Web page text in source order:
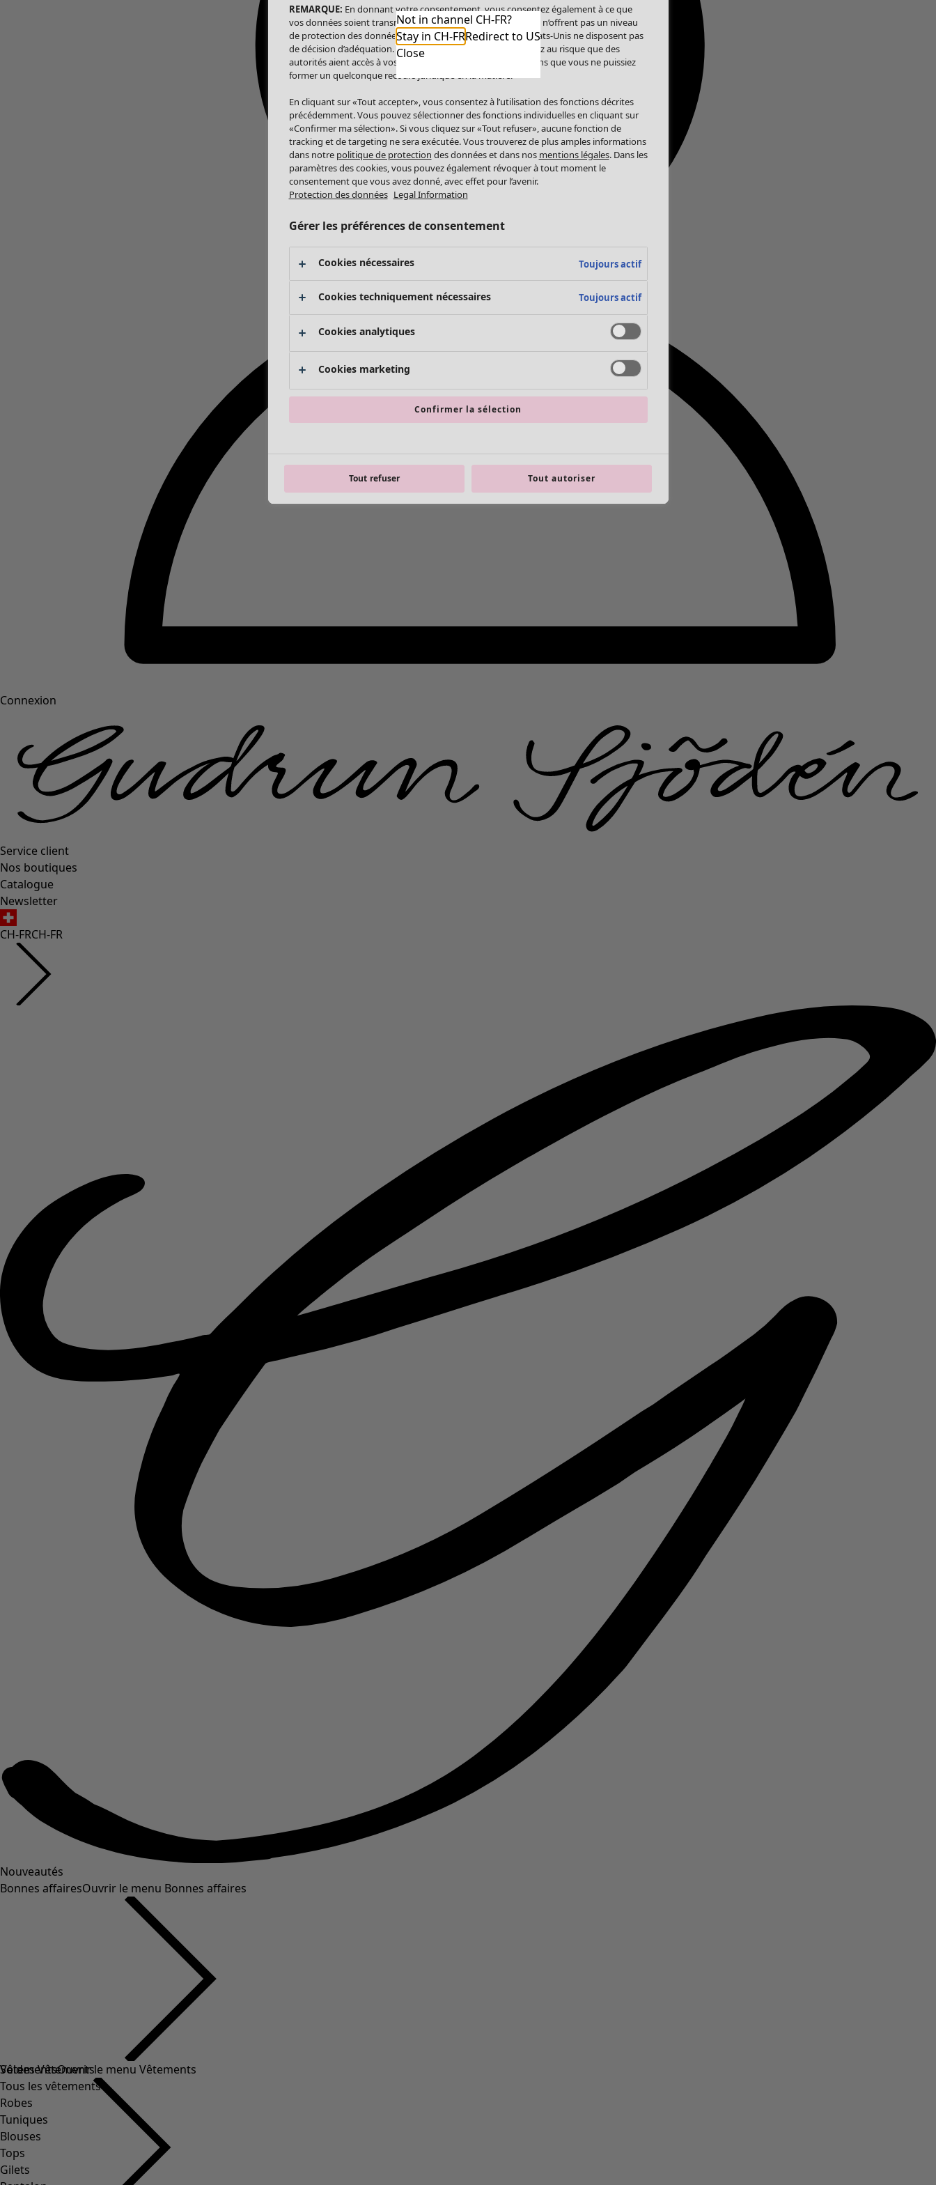
Connexion
Service client
Nos boutiques
Catalogue
Newsletter
CH-FRCH-FR
Nouveautés
Bonnes affairesOuvrir le menu Bonnes affaires
Soldes Vêtements
Tous les vêtements
Robes
Tuniques
Blouses
Tops
Gilets
VêtementsOuvrir le menu Vêtements
Not in channel CH-FR?
Stay in CH-FRRedirect to US
Close
REMARQUE: En donnant votre consentement, vous consentez également à ce que
vos données soient transmises aux États-Unis. Les États-Unis n’offrent pas un niveau
de protection des données comparable à celui de l’UE. Les États-Unis ne disposent pas
de décision d’adéquation. Par conséquent, vous vous exposez au risque que des
autorités aient accès à vos données à caractère personnel sans que vous ne puissiez
former un quelconque recours juridique en la matière.
En cliquant sur «Tout accepter», vous consentez à l’utilisation des fonctions décrites
précédemment. Vous pouvez sélectionner des fonctions individuelles en cliquant sur
«Confirmer ma sélection». Si vous cliquez sur «Tout refuser», aucune fonction de
tracking et de targeting ne sera exécutée. Vous trouverez de plus amples informations
dans notre politique de protection des données et dans nos mentions légales. Dans les
paramètres des cookies, vous pouvez également révoquer à tout moment le
consentement que vous avez donné, avec effet pour l’avenir.
Protection des données Legal Information
Gérer les préférences de consentement
Cookies nécessaires Toujours actif
Cookies techniquement nécessaires Toujours actif
Cookies analytiques
Cookies marketing
Confirmer la sélection
Tout refuser Tout autoriser